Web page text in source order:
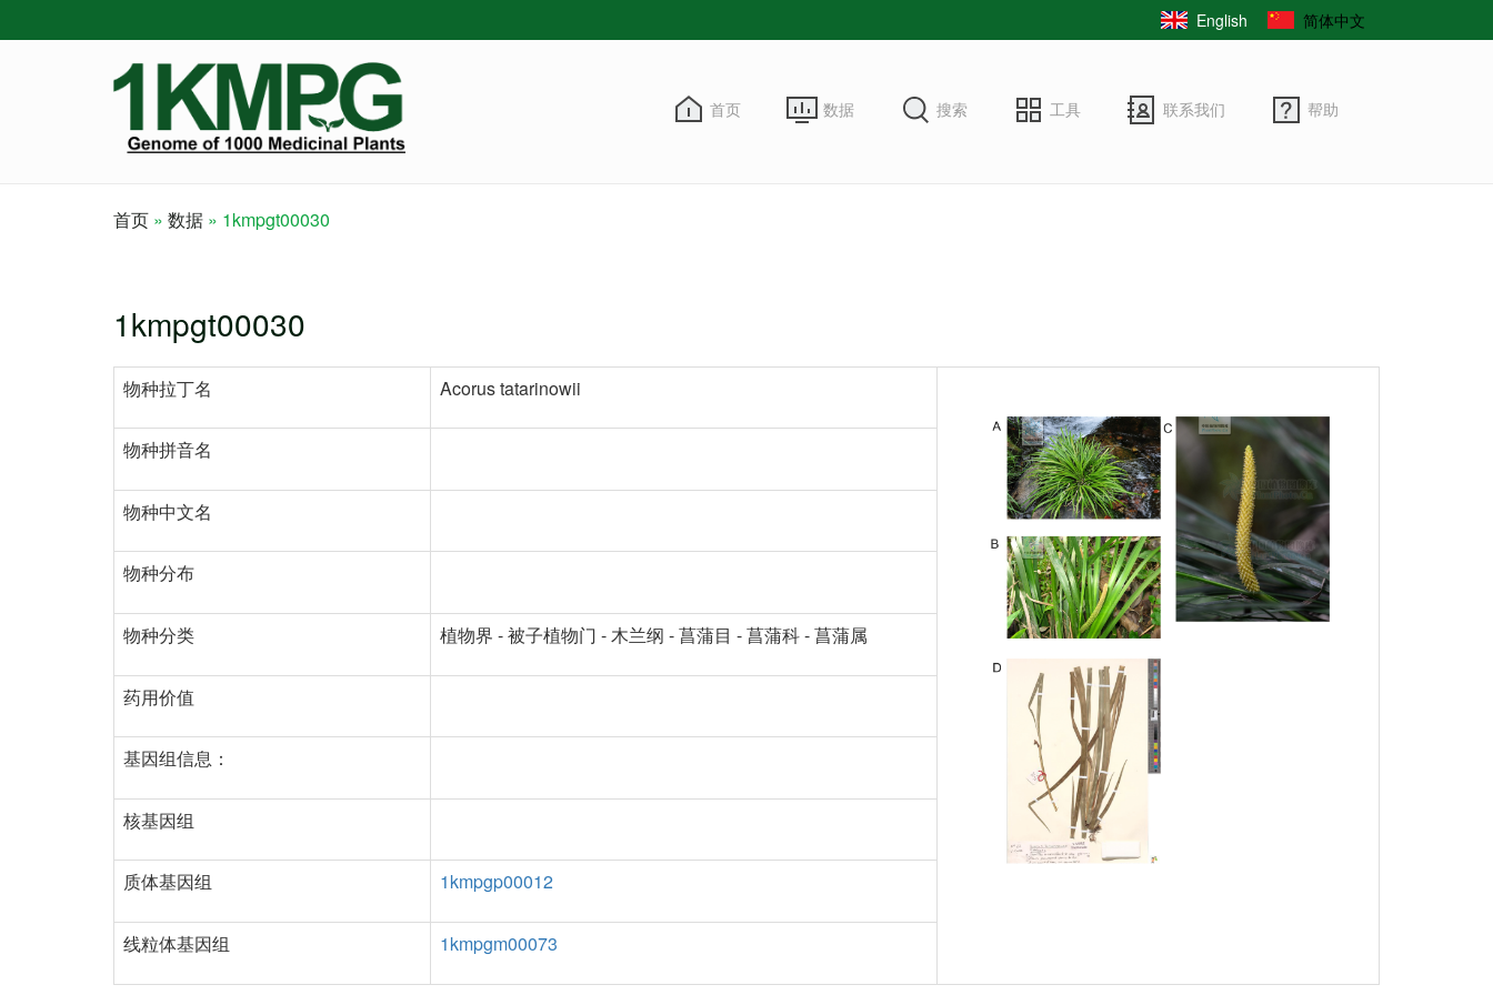
English 简体中文
首页 数据 搜索 工具 联系我们 帮助
首页 数据 1kmpgt00030
1kmpgt00030
物种拉丁名 Acorus tatarinowii
物种拼音名
物种中文名
物种分布
物种分类 植物界 - 被子植物门 - 木兰纲 - 菖蒲目 - 菖蒲科 - 菖蒲属
药用价值
基因组信息：
核基因组
质体基因组 1kmpgp00012
线粒体基因组 1kmpgm00073